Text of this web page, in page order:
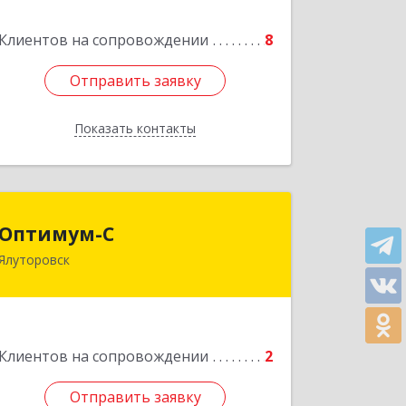
Клиентов на сопровождении 8
Отправить заявку
Показать контакты
Подробнее
Оптимум-С
Ялуторовск
Клиентов на сопровождении 2
Отправить заявку
Отправить заявку